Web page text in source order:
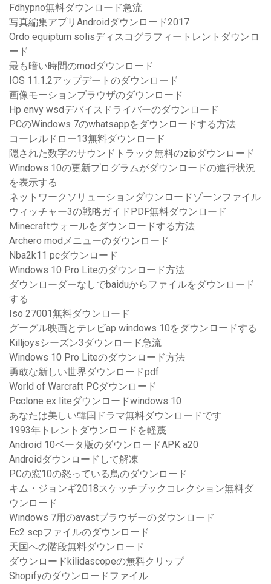
Fdhypno無料ダウンロード急流
写真編集アプリAndroidダウンロード2017
Ordo equiptum solisディスコグラフィートレントダウンロ
ード
最も暗い時間のmodダウンロード
IOS 11.1.2アップデートのダウンロード
画像モーションブラウザのダウンロード
Hp envy wsdデバイスドライバーのダウンロード
PCのWindows 7のwhatsappをダウンロードする方法
コーレルドロー13無料ダウンロード
隠された数字のサウンドトラック無料のzipダウンロード
Windows 10の更新プログラムがダウンロードの進行状況
を表示する
ネットワークソリューションダウンロードゾーンファイル
ウィッチャー3の戦略ガイドPDF無料ダウンロード
Minecraftウォールをダウンロードする方法
Archero modメニューのダウンロード
Nba2k11 pcダウンロード
Windows 10 Pro Liteのダウンロード方法
ダウンローダーなしでbaiduからファイルをダウンロード
する
Iso 27001無料ダウンロード
グーグル映画とテレビap windows 10をダウンロードする
Killjoysシーズン3ダウンロード急流
Windows 10 Pro Liteのダウンロード方法
勇敢な新しい世界ダウンロードpdf
World of Warcraft PCダウンロード
Pcclone ex liteダウンロードwindows 10
あなたは美しい韓国ドラマ無料ダウンロードです
1993年トレントダウンロードを軽蔑
Android 10ベータ版のダウンロードAPK a20
Androidダウンロードして解凍
PCの窓10の怒っている鳥のダウンロード
キム・ジョンギ2018スケッチブックコレクション無料ダ
ウンロード
Windows 7用のavastブラウザーのダウンロード
Ec2 scpファイルのダウンロード
天国への階段無料ダウンロード
ダウンロードkilidascopeの無料クリップ
Shopifyのダウンロードファイル